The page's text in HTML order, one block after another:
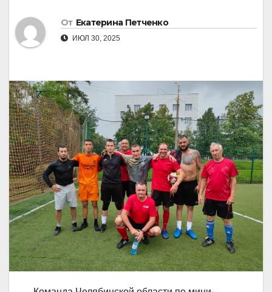
От Екатерина Петченко
ИЮЛ 30, 2025